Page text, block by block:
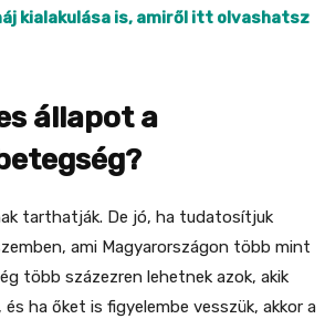
kialakulása is, amiről itt olvashatsz
állapot a
tarthatják. De jó, ha tudatosítjuk
ami Magyarországon több mint
több százezren lehetnek azok, akik
ha őket is figyelembe vesszük, akkor a